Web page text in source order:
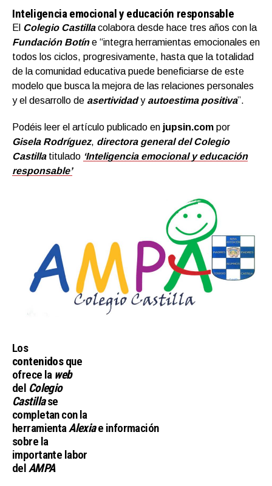
Inteligencia emocional y educación responsable
El Colegio Castillacolabora desde hace tres años con la
Fundación Botíne “integra herramientas emocionales en
todos los ciclos, progresivamente, hasta que la totalidad
de la comunidad educativa puede beneficiarse de este
modelo que busca la mejora de las relaciones personales
y el desarrollo de asertividady autoestima positiva”.
Podéis leer el artículo publicado en jupsin.com por
Gisela Rodríguez, directora general del Colegio
Castilla titulado ‘Inteligencia emocional y educación
responsable’
Los
contenidosque
ofrece la web
del Colegio
Castillase
completan con la
herramientaAlexiae información
sobre la
importante labor
delAMPA